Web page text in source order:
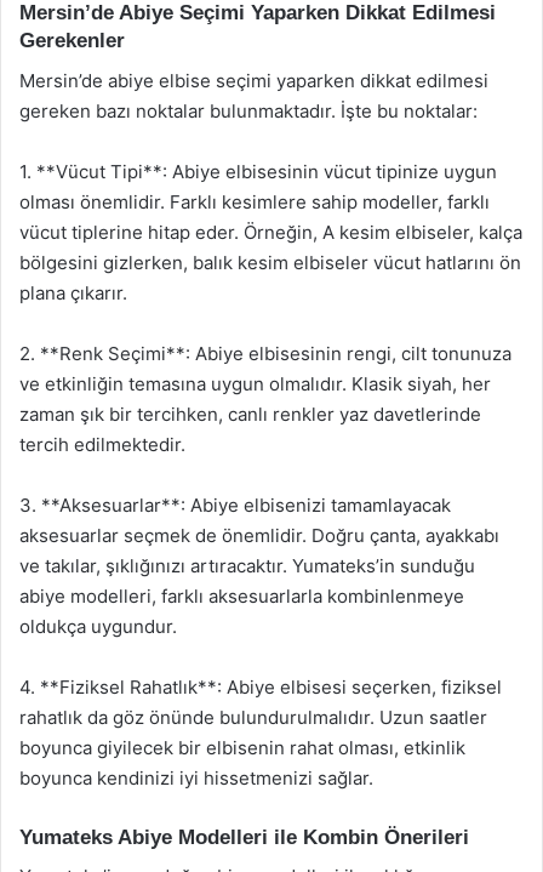
Mersin’de Abiye Seçimi Yaparken Dikkat Edilmesi
Gerekenler
Mersin’de abiye elbise seçimi yaparken dikkat edilmesi
gereken bazı noktalar bulunmaktadır. İşte bu noktalar:
1. **Vücut Tipi**: Abiye elbisesinin vücut tipinize uygun
olması önemlidir. Farklı kesimlere sahip modeller, farklı
vücut tiplerine hitap eder. Örneğin, A kesim elbiseler, kalça
bölgesini gizlerken, balık kesim elbiseler vücut hatlarını ön
plana çıkarır.
2. **Renk Seçimi**: Abiye elbisesinin rengi, cilt tonunuza
ve etkinliğin temasına uygun olmalıdır. Klasik siyah, her
zaman şık bir tercihken, canlı renkler yaz davetlerinde
tercih edilmektedir.
3. **Aksesuarlar**: Abiye elbisenizi tamamlayacak
aksesuarlar seçmek de önemlidir. Doğru çanta, ayakkabı
ve takılar, şıklığınızı artıracaktır. Yumateks’in sunduğu
abiye modelleri, farklı aksesuarlarla kombinlenmeye
oldukça uygundur.
4. **Fiziksel Rahatlık**: Abiye elbisesi seçerken, fiziksel
rahatlık da göz önünde bulundurulmalıdır. Uzun saatler
boyunca giyilecek bir elbisenin rahat olması, etkinlik
boyunca kendinizi iyi hissetmenizi sağlar.
Yumateks Abiye Modelleri ile Kombin Önerileri